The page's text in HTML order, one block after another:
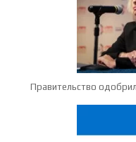
Правительство